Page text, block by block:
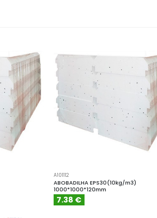
A101112
ABOBADILHA EPS30(10kg/m3)
1000*1000*120mm
7.38 €